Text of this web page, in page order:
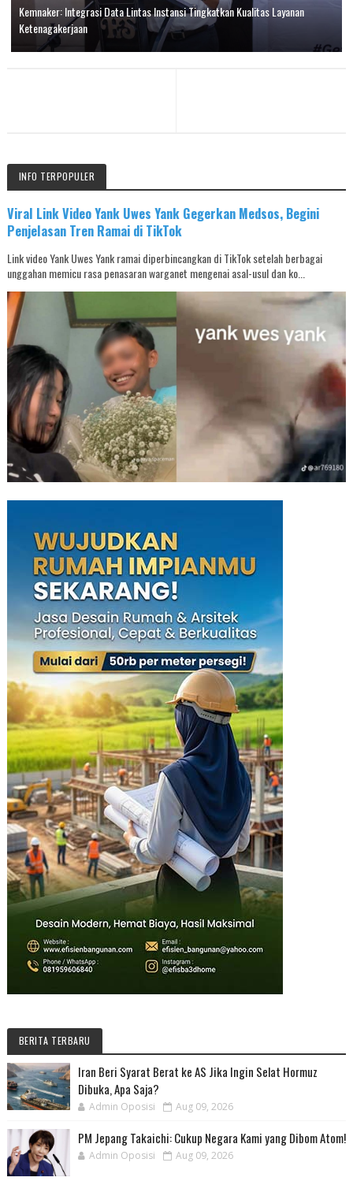
Kemnaker: Integrasi Data Lintas Instansi Tingkatkan Kualitas Layanan
Ketenagakerjaan
INFO TERPOPULER
Viral Link Video Yank Uwes Yank Gegerkan Medsos, Begini
Penjelasan Tren Ramai di TikTok
Link video Yank Uwes Yank ramai diperbincangkan di TikTok setelah berbagai
unggahan memicu rasa penasaran warganet mengenai asal-usul dan ko...
BERITA TERBARU
Iran Beri Syarat Berat ke AS Jika Ingin Selat Hormuz
Dibuka, Apa Saja?
Admin Oposisi Aug 09, 2026
PM Jepang Takaichi: Cukup Negara Kami yang Dibom Atom!
Admin Oposisi Aug 09, 2026